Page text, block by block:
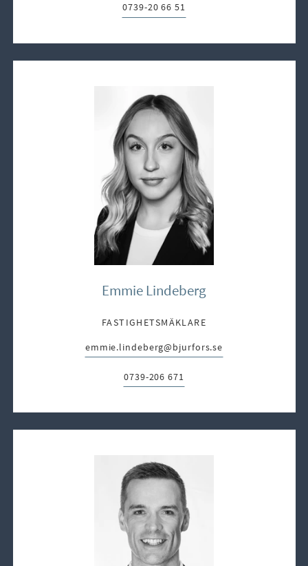
Telefon:
0739-20 66 51
Emmie Lindeberg
FASTIGHETSMÄKLARE
E-post:
emmie.lindeberg@bjurfors.se
Telefon:
0739-206 671